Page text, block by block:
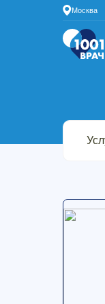
Москва